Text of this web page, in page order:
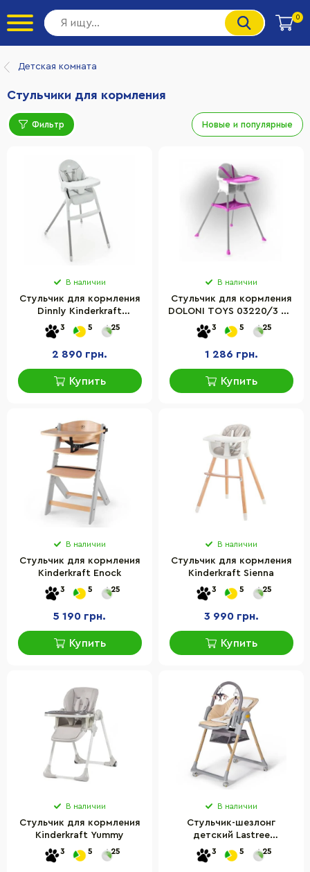
0
Детская комната
Стульчики для кормления
Фильтр Новые и популярные
В наличии
Стульчик для кормления
Dinnly Kinderkraft
KHDINN00LGR0000 Grey
3 5 25
2 890 грн.
Купить
В наличии
Стульчик для кормления
DOLONI TOYS 03220/3 до
15 кг
3 5 25
1 286 грн.
Купить
В наличии
Стульчик для кормления
Kinderkraft Enock
3 5 25
5 190 грн.
Купить
В наличии
Стульчик для кормления
Kinderkraft Sienna
3 5 25
3 990 грн.
Купить
В наличии
Стульчик для кормления
Kinderkraft Yummy
3 5 25
В наличии
Стульчик-шезлонг
детский Lastree
Kinderkraft 300355KK для
кормления
3 5 25